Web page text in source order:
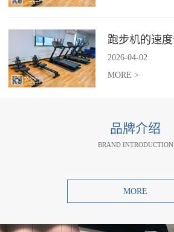
2026-04-02
MORE >
品牌介绍
BRAND INTRODUCTION
MORE